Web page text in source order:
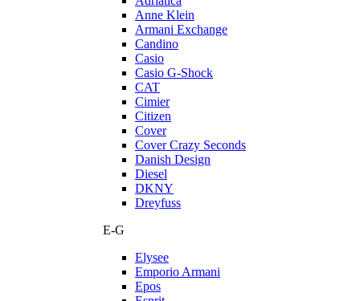
Anne Klein
Armani Exchange
Candino
Casio
Casio G-Shock
CAT
Cimier
Citizen
Cover
Cover Crazy Seconds
Danish Design
Diesel
DKNY
Dreyfuss
E-G
Elysee
Emporio Armani
Epos